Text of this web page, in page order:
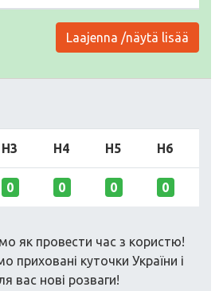
Laajenna /näytä lisää
H3 H4 H5 H6
0 0 0 0
як провести час з користю!
приховані куточки України і
вас нові розваги!